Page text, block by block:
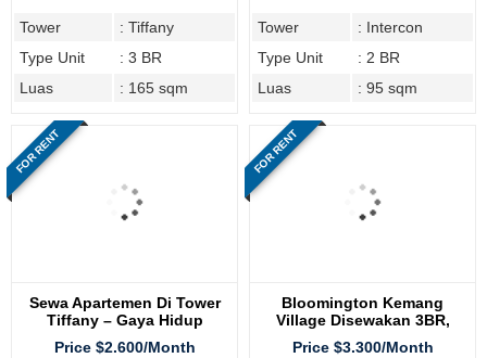
Tower
: Tiffany
Type Unit
: 3 BR
Luas
: 165 sqm
Tower
: Intercon
Type Unit
: 2 BR
Luas
: 95 sqm
FOR RENT
Sewa Apartemen Di Tower
Tiffany – Gaya Hidup
Premium Di Jakarta Selatan
Price $2.600/Month
FOR RENT
Bloomington Kemang
Village Disewakan 3BR,
Lengkap Furnish
Price $3.300/Month